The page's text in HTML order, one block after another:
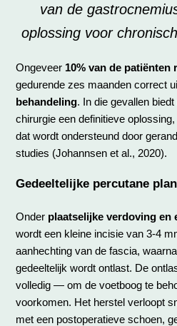
van de
oplossing voor
Ongeveer 10% van de patiënten
gedurende zes maanden correct
behandeling. In die gevallen
chirurgie een definitieve
dat wordt ondersteund door
studies (Johannsen et al., 2020).
Gedeeltelijke percutane
Onder plaatselijke verdoving en
wordt een kleine incisie van 3-4
aanhechting van de fascia,
gedeeltelijk wordt ontlast. De
volledig — om de voetboog te
voorkomen. Het herstel verloopt
met een postoperatieve schoen,